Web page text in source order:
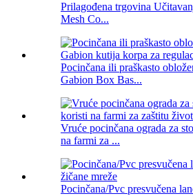
Prilagođena trgovina
Mesh Co...
Pocinčana ili praškasto
Gabion Box Bas...
Vruće pocinčana ograda za
na farmi za ...
Pocinčana/Pvc presvučena